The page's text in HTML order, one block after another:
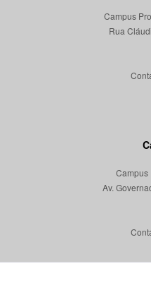
Campus
Rua
Campus
Av.